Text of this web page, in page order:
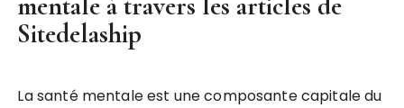
Sitedelaship
La santé mentale est une composante capitale du